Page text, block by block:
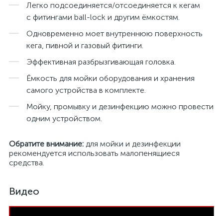
Легко подсоединяется/отсоединяется к кегам
с фитингами ball-lock и другим ёмкостям.
Одновременно моет внутреннюю поверхность
кега, пивной и газовый фитинги.
Эффективная разбрызгивающая головка.
Ёмкость для мойки оборудования и хранения
самого устройства в комплекте.
Мойку, промывку и дезинфекцию можно провести
одним устройством.
Обратите внимание: для мойки и дезинфекции
рекомендуется использовать малопенящиеся
средства.
Видео